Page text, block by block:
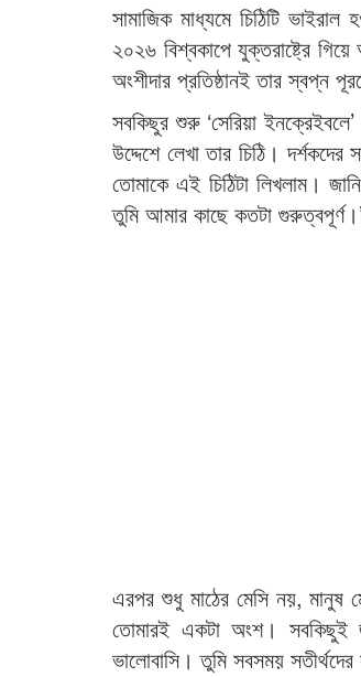
সামাজিক মাধ্যমে চিঠিটি
২০২৬ বিশ্বকাপে যুক্তরাষ্ট্রে গিয়ে
অংশীদার প্রতিষ্ঠানই তার স্বপ্ন
সবকিছুর শুরু ‘সেরিয়া
উদ্দেশে লেখা তার চিঠি।
তোমাকে এই চিঠিটা লিখলাম।
তুমি আমার কাছে কতটা
এরপর শুধু মাঠের মেসি নয়, মানুষ
তোমারই একটা অংশ। সবকিছুই
ভালোবাসি। তুমি সবসময়